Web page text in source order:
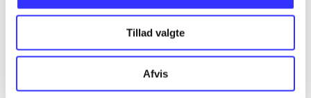
Tillad valgte
Afvis
...
...